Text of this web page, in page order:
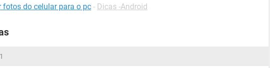
fotos do celular para o pc - Dicas -Android